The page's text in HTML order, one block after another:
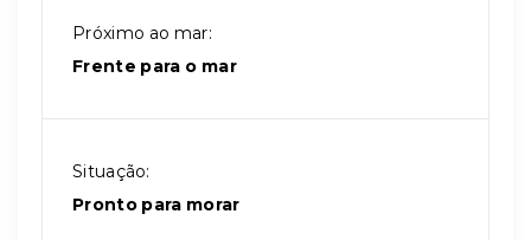
Próximo ao mar:
Frente para o mar
Situação:
Pronto para morar